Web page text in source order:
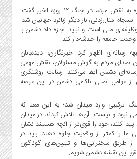
سخنگوی قوه قضائیه با اشاره به نقش مردم در جنگ ۱۲ روزه اخیر گفت:
مثال‌زدنی، بار دیگر زبانزد جهانیان شد.
ملی است و نباید اجازه داد دشمن با
جامعه را خدشه‌دار کند.
اظهار کرد: خبرنگاران، دیده‌بانان
صدای مردم به گوش مسئولان، نقش مهمی
دشمن ایفا می‌کنند. رسالت روشنگری
عوامل اصلی ناکامی دشمن در این عرصه
ترکیبی وارد میدان شد؛ به این معنا که
نبود و نیست. آن‌ها تلاش کردند در میدان
پیدا کنند، خود را قوی‌تر از آنچه هستند نشان
را کمتر از واقعیت جلوه دهند. باید در
طریق سخنرانی‌ها و تبیین‌های گوناگون
این نقشه دشمن شویم.